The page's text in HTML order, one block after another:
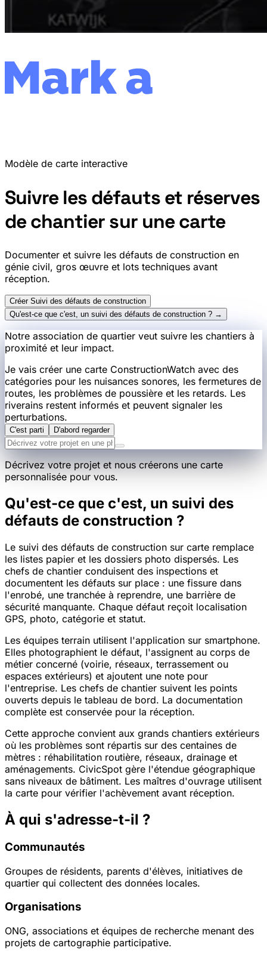
Modèle de carte interactive
Suivre les défauts et réserves
de chantier sur une carte
Documenter et suivre les défauts de construction en
génie civil, gros œuvre et lots techniques avant
réception.
Créer Suivi des défauts de construction
Qu'est-ce que c'est, un suivi des défauts de construction ? →
Notre association de quartier veut suivre les chantiers à
proximité et leur impact.
Je vais créer une carte ConstructionWatch avec des
catégories pour les nuisances sonores, les fermetures de
routes, les problèmes de poussière et les retards. Les
riverains restent informés et peuvent signaler les
perturbations.
C'est parti D'abord regarder
Décrivez votre projet et nous créerons une carte
personnalisée pour vous.
Qu'est-ce que c'est, un suivi des
défauts de construction ?
Le suivi des défauts de construction sur carte remplace
les listes papier et les dossiers photo dispersés. Les
chefs de chantier conduisent des inspections et
documentent les défauts sur place : une fissure dans
l'enrobé, une tranchée à reprendre, une barrière de
sécurité manquante. Chaque défaut reçoit localisation
GPS, photo, catégorie et statut.
Les équipes terrain utilisent l'application sur smartphone.
Elles photographient le défaut, l'assignent au corps de
métier concerné (voirie, réseaux, terrassement ou
espaces extérieurs) et ajoutent une note pour
l'entreprise. Les chefs de chantier suivent les points
ouverts depuis le tableau de bord. La documentation
complète est conservée pour la réception.
Cette approche convient aux grands chantiers extérieurs
où les problèmes sont répartis sur des centaines de
mètres : réhabilitation routière, réseaux, drainage et
aménagements. CivicSpot gère l'étendue géographique
sans niveaux de bâtiment. Les maîtres d'ouvrage utilisent
la carte pour vérifier l'achèvement avant réception.
À qui s'adresse-t-il ?
Communautés
Groupes de résidents, parents d'élèves, initiatives de
quartier qui collectent des données locales.
Organisations
ONG, associations et équipes de recherche menant des
projets de cartographie participative.